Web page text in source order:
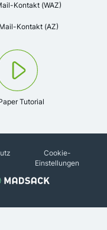
kontaktieren Sie uns via
Kontakt (WAZ)
Kontakt (AZ)
Tutorial
Cookie-
Einstellungen